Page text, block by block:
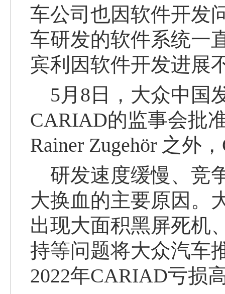
车公司也因软件开发
车研发的软件系统一
宾利因软件开发进展
5月8日，大众中国
CARIAD的监事会批
Rainer Zugehör 之外
研发速度缓慢、竞
大换血的主要原因。
出现大面积黑屏死机
持等问题将大众汽车
2022年CARIAD亏损